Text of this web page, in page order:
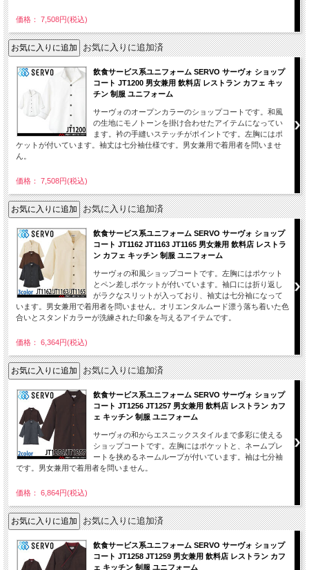
価格： 7,508円(税込)
お気に入りに追加済
飲食サービス系ユニフォーム SERVO サーヴォ ショップ
コート JT1200 男女兼用 飲料店 レストラン カフェ キッ
チン 制服 ユニフォーム
サーヴォのオープンカラーのショップコートです。和風
の生地にモノトーンを掛け合わせたアイテムになってい
ます。衿の手縫いステッチがポイントです。左胸にはポ
ケットが付いています。袖丈は七分袖仕様です。男女兼用で着用者を問いませ
ん。
価格： 7,508円(税込)
お気に入りに追加済
飲食サービス系ユニフォーム SERVO サーヴォ ショップ
コート JT1162 JT1163 JT1165 男女兼用 飲料店 レストラ
ン カフェ キッチン 制服 ユニフォーム
サーヴォの和風ショップコートです。左胸にはポケット
とペン差しポケットが付いています。袖口には折り返し
がラクなスリットが入っており、袖丈は七分袖になって
います。男女兼用で着用者を問いません。オリエンタルムード漂う落ち着いた色
合いとスタンドカラーが洗練された印象を与えるアイテムです。
価格： 6,364円(税込)
お気に入りに追加済
飲食サービス系ユニフォーム SERVO サーヴォ ショップ
コート JT1256 JT1257 男女兼用 飲料店 レストラン カフ
ェ キッチン 制服 ユニフォーム
サーヴォの和からエスニックスタイルまで多彩に使える
ショップコートです。左胸にはポケットと、ネームプレ
ートを挟めるネームループが付いています。袖は七分袖
です。男女兼用で着用者を問いません。
価格： 6,864円(税込)
お気に入りに追加済
飲食サービス系ユニフォーム SERVO サーヴォ ショップ
コート JT1258 JT1259 男女兼用 飲料店 レストラン カフ
ェ キッチン 制服 ユニフォーム